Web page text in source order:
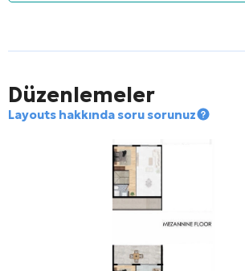
Düzenlemeler
Layouts hakkında soru sorunuz